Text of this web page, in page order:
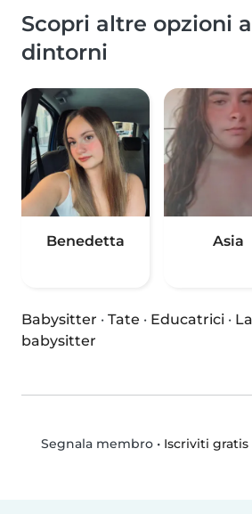
Scopri altre opzioni
dintorni
Benedetta Asia
Babysitter · Tate · Educatrici ·
babysitter
Segnala membro• Iscriviti gratis